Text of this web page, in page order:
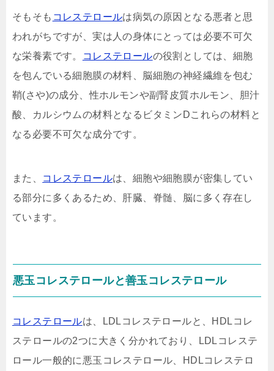
そもそも コレステロールは病気の原因となる悪者と思
われがちですが、実は人の身体にとっては必要不可欠
な栄養素です。
コレステロールの役割としては、細胞
を包んでいる細胞膜の材料、脳細胞の神経繊維を包む
鞘(さや)の成分、性ホルモンや副腎皮質ホルモン、胆汁
酸、カルシウムの材料となるビタミンDこれらの材料と
なる必要不可欠な成分です。
また、 コレステロールは、細胞や細胞膜が密集してい
る部分に多くあるため、肝臓、脊髄、脳に多く存在し
ています。
悪玉コレステロールと善玉コレステロール
コレステロールは、LDLコレステロールと、HDLコレ
ステロールの2つに大きく分かれており、LDLコレステ
ロール一般的に悪玉コレステロール、HDLコレステロ